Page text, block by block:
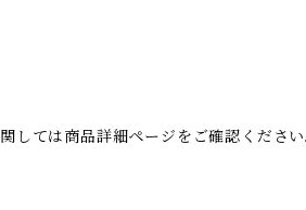
しては商品詳細ページをご確認ください